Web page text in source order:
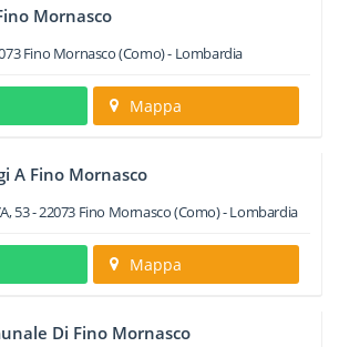
Mornasco
Fino Mornasco(Como) - Lombardia
Mappa
A Fino Mornasco
53-22073 Fino Mornasco(Como) -Lombardia
Mappa
Di Fino Mornasco